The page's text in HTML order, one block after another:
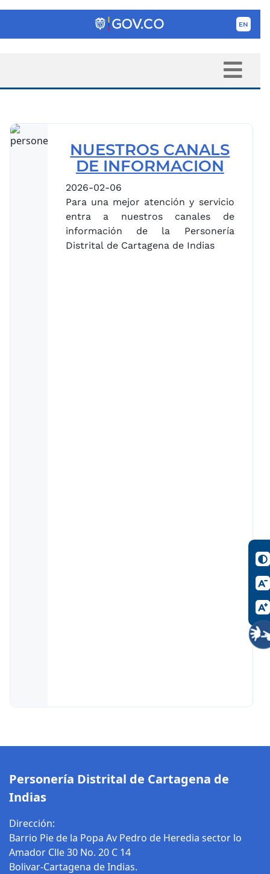
NUESTROS CANALS
DE INFORMACION
2026-02-06
Para una mejor atención y servicio
entra a nuestros canales de
información de la Personería
Distrital de Cartagena de Indias
Personería Distrital de Cartagena de
Indias
Dirección:
Barrio Pie de la Popa Av Pedro de Heredia sector lo
Amador Clle 30 No. 20 C 14
Bolivar-Cartagena de Indias.